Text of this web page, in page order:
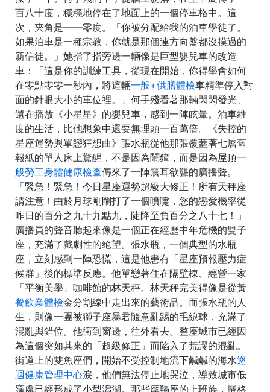
百八十度，穩穩地停在了地面上的一個停車格中。這
次，夾角是——零度。「你被分配給我的泊車學徒了。
如果泊車是一種宗教，你就是那個連方向盤都沒摸過的
新信徒。」她指了指旁邊一輛像是巨型嬰兒車的改造
車：「這是你的訓練工具，從現在開始，你得學會如何
在零點零零一秒內，將這輛一般+供膳體檢車精準停入對
面的針眼大小的車位裡。」何手殘看著那輛閃閃發光、
還在播放《小星星》的嬰兒車，感到一陣眩暈。泊車維
度的生活，比他想象中還要無理頭一百萬倍。《失控的
星座運勢與單戀狂想曲》張水瓶從他那張覆蓋著七層舊
報紙的單人床上驚醒，不是因為鬧鐘，而是因為屋頂一
般勞工身體健康檢查傳來了一陣震耳欲聾的廣播聲。
「緊急！緊急！今日星座運勢超級大修正！所有天秤座
請注意！由於月球剛剛打了一個噴嚏，您的戀愛機率從
昨日的百分之九十九點九，陡降至負百分之八十七！」
廣播員的聲音聽起來像是一個正在經歷中年危機的雙子
座，充滿了戲劇性的絕望。張水瓶，一個典型的水瓶
座，立刻感到一陣恐慌，這是他患有「星座預報壓力症
候群」後的標準反應。他單戀著住在隔壁棟、經營一家
「平衡美學」咖啡館的林天秤。林天秤完美得像是從黃
餐飲業體檢金分割線中走出來的藝術品。而張水瓶的人
生，則像一團被獅子座暴君隨意亂踢的毛線球，充滿了
混亂與錯位。他衝到窗邊，往外看去。整座城市已經因
為這個突如其來的「超級修正」而陷入了荒謬的混亂。
街道上的雙魚座們，開始不受控制地流下鹹鹹的海水巡
迴健康管理中心淚，他們無法停止地哭泣，導致城市低
窪處已經形成了小型潟湖。那些摩羯座的上班族，嚴格